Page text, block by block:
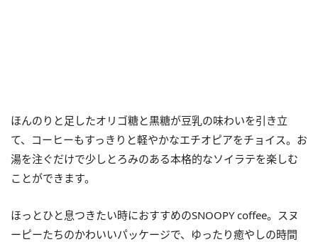
ほんのりと足したオリゴ糖と黒糖が豆乳の味わいを引き立
て、コーヒーもすっきりと軽やかなエチオピアをチョイス。お
湯を注ぐだけで少しとろみのある本格的なソイラテを楽しむ
ことができます。
ほっとひと息つきたい時におすすめのSNOOPY coffee。スヌ
ーピーたちのかわいいパッケージで、ゆったり癒やしの時間